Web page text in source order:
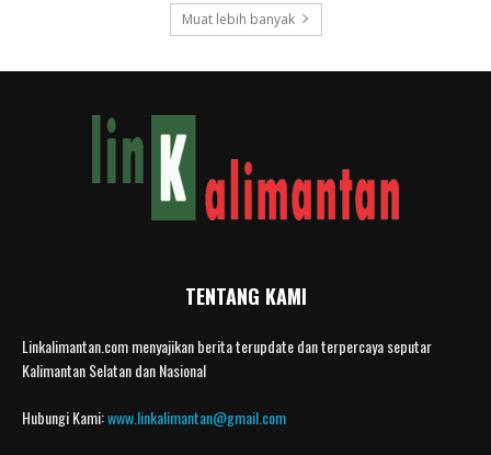
Muat lebih banyak
TENTANG KAMI
Linkalimantan.com menyajikan berita terupdate dan terpercaya seputar
Kalimantan Selatan dan Nasional
Hubungi Kami:www.linkalimantan@gmail.com